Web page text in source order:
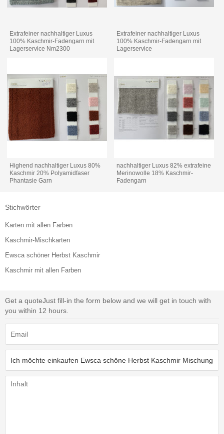
Extrafeiner nachhaltiger Luxus
100% Kaschmir-Fadengarn mit
Lagerservice Nm2300
Extrafeiner nachhaltiger Luxus
100% Kaschmir-Fadengarn mit
Lagerservice
Highend nachhaltiger Luxus 80%
Kaschmir 20% Polyamidfaser
Phantasie Garn
nachhaltiger Luxus 82% extrafeine
Merinowolle 18% Kaschmir-
Fadengarn
Stichwörter
Karten mit allen Farben
Kaschmir-Mischkarten
Ewsca schöner Herbst Kaschmir
Kaschmir mit allen Farben
Get a quoteJust fill-in the form below and we will get in touch with
you within 12 hours.